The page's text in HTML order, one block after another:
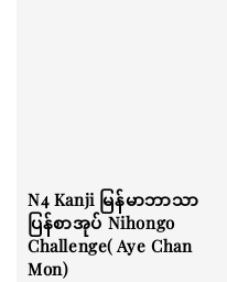
N4 Kanji မြန်မာဘာသာ
ပြန်စာအုပ် Nihongo
Challenge( Aye Chan
Mon)